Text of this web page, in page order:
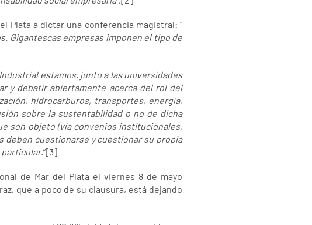
Plata a dictar una conferencia magistral: “
Gigantescas empresas imponen el tipo de
estamos, junto a las universidades
y debatir abiertamente acerca del rol del
hidrocarburos, transportes, energía,
sobre la sustentabilidad o no de dicha
son objeto (vía convenios institucionales,
deben cuestionarse y cuestionar su propia
particular.”[3]
de Mar del Plata el viernes 8 de mayo
que a poco de su clausura, está dejando